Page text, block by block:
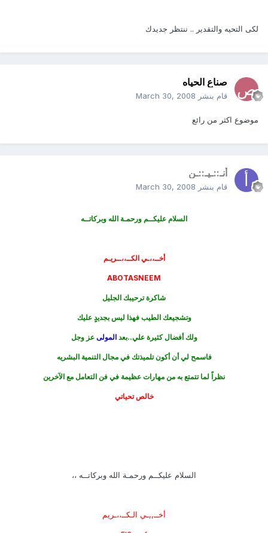
لكى التحيه والتقدير .. ننتظر جديدك
صناع الحياه
قام بنشر March 30, 2008
موضوع اكثر من رائع
أنـ::ـيـ::ـن
قام بنشر March 30, 2008
السلام عليكــم ورحمـة الله وبركاتــه
أخــ،،ـي الكــ،،ــريـم
ABOTASNEEM
شاكرة ترحيبك الجليل
وتشجيعك الطيب فهذا ليس بجديدٍ عليك
ولك أفضال كثيرة علي..بعدالمولى عز وجل
فاسمح لي أن أكون تلميذتك في مجال التنمية البشريه
نظراً لما تتمتع به من مهارات عظيمة في فن التعامل مع الآخرين
خالص تحياتي
السلام عليكــم ورحمـة الله وبركاتــه ،،
أخــ,,ـي الـكــ،،ـريم